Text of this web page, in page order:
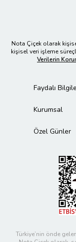
Nota Çiçek olarak
kişisel veri işleme
Verilerin
Faydalı
Kurumsal
Özel Günler
Türkiye’nin önde